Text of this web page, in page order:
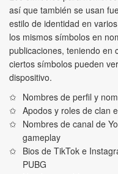
así que también se usan
estilo de identidad en
los mismos símbolos en
publicaciones, teniendo en
ciertos símbolos pueden
dispositivo.
Nombres de perfil y
Apodos y roles de clan
Nombres de canal de
gameplay
Bios de TikTok e
PUBG